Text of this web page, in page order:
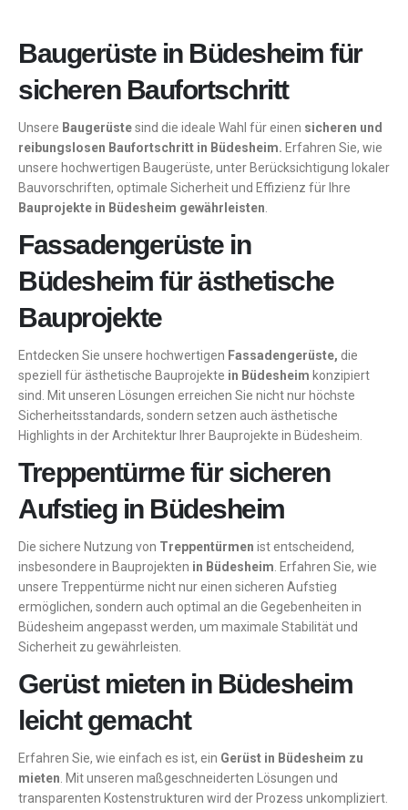
Baugerüste in Büdesheim für
sicheren Baufortschritt
Unsere Baugerüstesind die ideale Wahl für einen sicheren und
reibungslosen Baufortschritt in Büdesheim. Erfahren Sie, wie
unsere hochwertigen Baugerüste, unter Berücksichtigung lokaler
Bauvorschriften, optimale Sicherheit und Effizienz für Ihre
Bauprojekte in Büdesheim gewährleisten
Fassadengerüste in
Büdesheim für ästhetische
Bauprojekte
Entdecken Sie unsere hochwertigen Fassadengerüste, die
speziell für ästhetische Bauprojekte in Büdesheim konzipiert
sind. Mit unseren Lösungen erreichen Sie nicht nur höchste
Sicherheitsstandards, sondern setzen auch ästhetische
Highlights in der Architektur Ihrer Bauprojekte in Büdesheim.
Treppentürme für sicheren
Aufstieg in Büdesheim
Die sichere Nutzung von Treppentürmen ist entscheidend,
insbesondere in Bauprojekten in Büdesheim . Erfahren Sie, wie
unsere Treppentürme nicht nur einen sicheren Aufstieg
ermöglichen, sondern auch optimal an die Gegebenheiten in
Büdesheim angepasst werden, um maximale Stabilität und
Sicherheit zu gewährleisten.
Gerüst mieten in Büdesheim
leicht gemacht
Erfahren Sie, wie einfach es ist, ein Gerüst in Büdesheim zu
mieten . Mit unseren maßgeschneiderten Lösungen und
transparenten Kostenstrukturen wird der Prozess unkompliziert.